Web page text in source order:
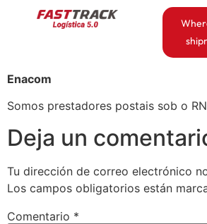
Enacom
Somos prestadores postais sob o
Deja un
Tu dirección de correo electrónico
Los campos obligatorios están
Comentario *